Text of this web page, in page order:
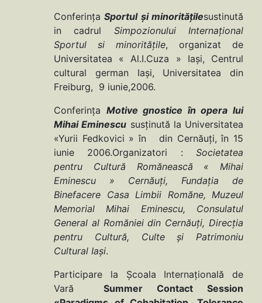
ConferinţaSportul şi minorităţilesustinută
in cadrul Simpozionului Internaţional
Sportul si minorităţile, organizat de
Universitatea « Al.I.Cuza » Iaşi, Centrul
cultural german Iaşi, Universitatea din
Freiburg, 9 iunie,2006.
Conferinţa Motive gnostice în opera lui
Mihai Eminescu susţinută la Universitatea
«Yurii Fedkovici » în din Cernăuţi, în 15
iunie 2006.Organizatori : Societatea
pentru
Cultură Romănească « Mihai
Eminescu » Cernăuţi, Fundaţia de
Binefacere Casa Limbii Romăne, Muzeul
Memorial Mihai Eminescu, Consulatul
General al Romăniei din Cernăuţi, Direcţia
pentru Cultură, Culte şi Patrimoniu
Cultural Iaşi.
Participare la Şcoala Internaţională de
Vară Summer Contact Session